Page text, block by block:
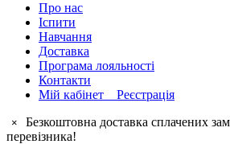
Про нас
Іспити
Навчання
Доставка
Програма лояльності
Контакти
Мій кабінет Реєстрація
×
Безкоштовна доставка сплачених
перевізника!